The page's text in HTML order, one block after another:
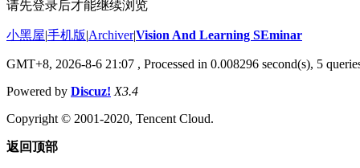
请先登录后才能继续浏览
小黑屋|手机版|Archiver|Vision And Learning SEminar
GMT+8, 2026-8-6 21:07 , Processed in 0.008296 second(s), 5
Powered by Discuz! X3.4
Copyright © 2001-2020, Tencent Cloud.
返回顶部